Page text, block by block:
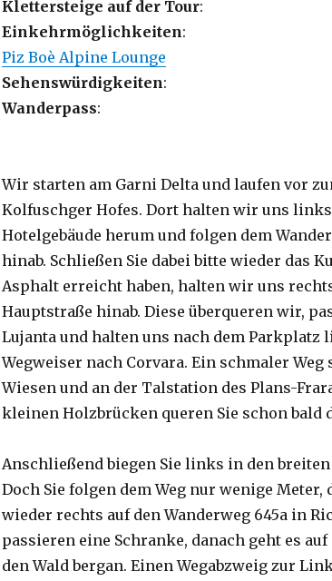
Klettersteige auf der Tour:
Einkehrmöglichkeiten:
Piz Boè Alpine Lounge
Sehenswürdigkeiten:
Wanderpass:
Wir starten am Garni Delta und laufen vor
Kolfuschger Hofes. Dort halten wir uns
Hotelgebäude herum und folgen dem
hinab. Schließen Sie dabei bitte wieder das
Asphalt erreicht haben, halten wir uns
Hauptstraße hinab. Diese überqueren wir,
Lujanta und halten uns nach dem Parkplatz
Wegweiser nach Corvara. Ein schmaler
Wiesen und an der Talstation des Plans-
kleinen Holzbrücken queren Sie schon bald
Anschließend biegen Sie links in den
Doch Sie folgen dem Weg nur wenige Meter,
wieder rechts auf den Wanderweg 645a in
passieren eine Schranke, danach geht es
den Wald bergan. Einen Wegabzweig zur